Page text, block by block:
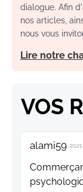
dialogue. Afin
nos articles,
nous vous
Lire notre
VOS
alami59